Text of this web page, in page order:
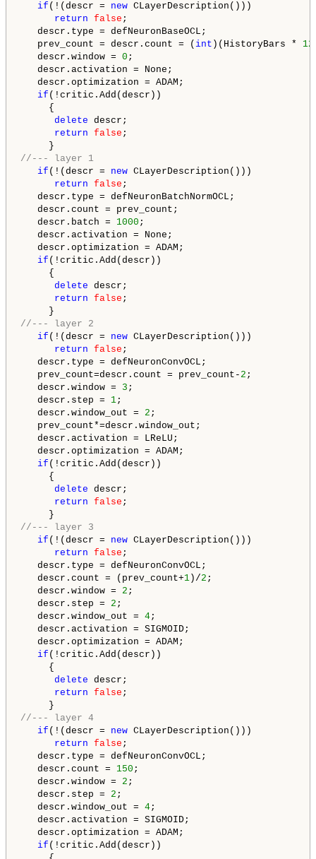
if (!(descr = new CLayerDescription()))
return false ;
descr.type = defNeuronBaseOCL;
prev_count = descr.count = ( int )(HistoryBars * 12
descr.window = 0 ;
descr.activation = None;
descr.optimization = ADAM;
if (!critic.Add(descr))
{
delete descr;
return false ;
//--- layer 1
if (!(descr = new CLayerDescription()))
return false ;
descr.type = defNeuronBatchNormOCL;
descr.count = prev_count;
descr.batch = 1000 ;
descr.activation = None;
descr.optimization = ADAM;
if (!critic.Add(descr))
{
delete descr;
return false ;
//--- layer 2
if (!(descr = new CLayerDescription()))
return false ;
descr.type = defNeuronConvOCL;
prev_count=descr.count = prev_count- 2 ;
descr.window = 3 ;
descr.step = 1;
descr.window_out = 2 ;
prev_count*=descr.window_out;
descr.activation = LReLU;
descr.optimization = ADAM;
if (!critic.Add(descr))
{
delete descr;
return false ;
//--- layer 3
if (!(descr = new CLayerDescription()))
return false ;
descr.type = defNeuronConvOCL;
descr.count = (prev_count+1 )/2 ;
descr.window = 2 ;
descr.step = 2 ;
descr.window_out = 4;
descr.activation = SIGMOID;
descr.optimization = ADAM;
if (!critic.Add(descr))
{
delete descr;
return false ;
//--- layer 4
if (!(descr = new CLayerDescription()))
return false ;
descr.type = defNeuronConvOCL;
descr.count = 150 ;
descr.window = 2 ;
descr.step = 2 ;
descr.window_out = 4;
descr.activation = SIGMOID;
descr.optimization = ADAM;
if (!critic.Add(descr))